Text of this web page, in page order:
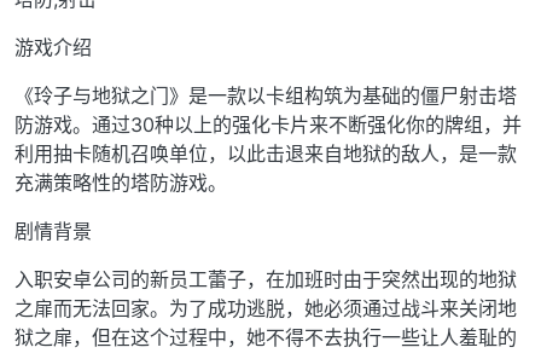
游戏介绍
《玲子与地狱之门》是一款以卡组构筑为基础的僵尸射击塔
防游戏。通过30种以上的强化卡片来不断强化你的牌组，并
利用抽卡随机召唤单位，以此击退来自地狱的敌人，是一款
充满策略性的塔防游戏。
剧情背景
入职安卓公司的新员工蕾子，在加班时由于突然出现的地狱
之扉而无法回家。为了成功逃脱，她必须通过战斗来关闭地
狱之扉，但在这个过程中，她不得不去执行一些让人羞耻的